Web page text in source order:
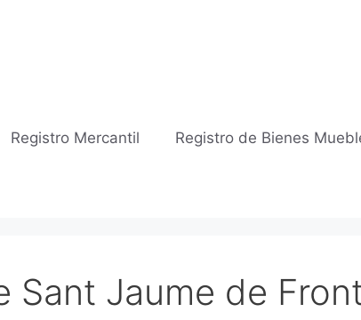
Registro Mercantil Registro de Bienes
Sant Jaume de